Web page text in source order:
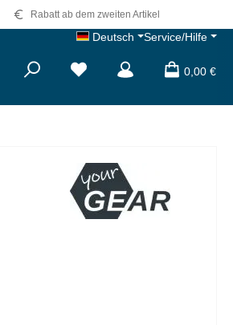
Rabatt ab dem zweiten Artikel
Deutsch Service/Hilfe
Werkzeugleiste anzeigen 0,00 €